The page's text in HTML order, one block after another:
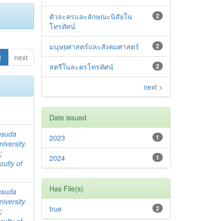
next
;
of
;
2
ตัวละครและลักษณะนิสัยใน
โทรทัศน์
2
มนุษยศาสตร์และสังคมศาสตร์
2
สตรีในละครโทรทัศน์
next >
Date issued
1
2023
1
2024
Has File(s)
2
true